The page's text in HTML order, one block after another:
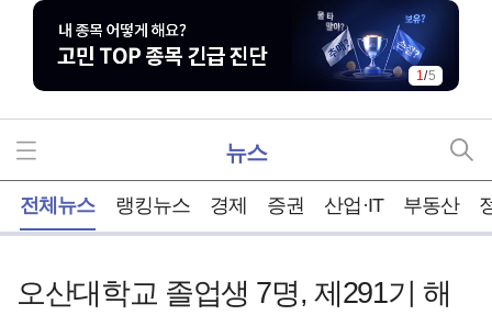
1/5
뉴스
전체뉴스 랭킹뉴스 경제 증권 산업·IT 부동산
오산대학교 졸업생 7명, 제291기 해